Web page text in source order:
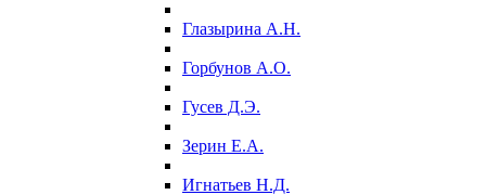
Глазырина А.Н.
Горбунов А.О.
Гусев Д.Э.
Зерин Е.А.
Игнатьев Н.Д.